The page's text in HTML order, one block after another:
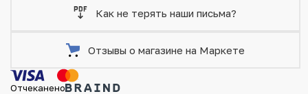
Как не терять наши письма?
Отзывы о магазине на Маркете
Отчеканено